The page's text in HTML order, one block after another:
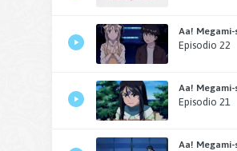
Aa!
Episodio 22
Aa!
Episodio 21
Aa! Megami-